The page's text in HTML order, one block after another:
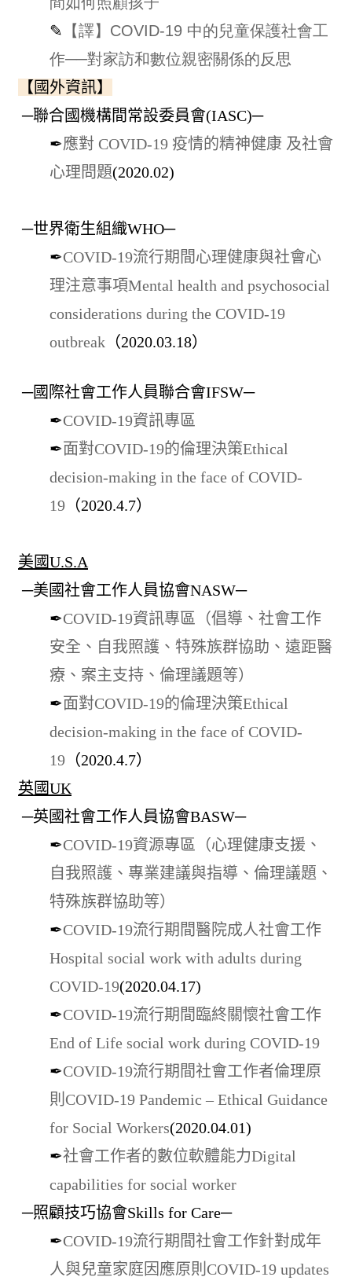
✎ 【譯】COVID-19 中的兒童保護社會工
作──對家訪和數位親密關係的反思
【國外資訊】
─聯合國機構間常設委員會(IASC)─
✒應對 COVID-19 疫情的精神健康 及社會
心理問題(2020.02)
─世界衛生組織WHO─
✒COVID-19流行期間心理健康與社會心
理注意事項Mental health and psychosocial
considerations during the COVID-19
outbreak （2020.03.18）
─國際社會工作人員聯合會IFSW─
✒COVID-19資訊專區
✒面對COVID-19的倫理決策Ethical
decision-making in the face of COVID-
19 （2020.4.7）
美國U.S.A
─美國社會工作人員協會NASW─
✒COVID-19資訊專區（倡導、社會工作
安全、自我照護、特殊族群協助、遠距醫
療、案主支持、倫理議題等）
✒面對COVID-19的倫理決策Ethical
decision-making in the face of COVID-
19 （2020.4.7）
英國UK
─英國社會工作人員協會BASW─
✒COVID-19資源專區（心理健康支援、
自我照護、專業建議與指導、倫理議題、
特殊族群協助等）
✒COVID-19流行期間醫院成人社會工作
Hospital social work with adults during
COVID-19(2020.04.17)
✒COVID-19流行期間臨終關懷社會工作
End of Life social work during COVID-19
✒COVID-19流行期間社會工作者倫理原
則COVID-19 Pandemic – Ethical Guidance
for Social Workers(2020.04.01)
✒社會工作者的數位軟體能力Digital
capabilities for social worker
─照顧技巧協會Skills for Care─
✒COVID-19流行期間社會工作針對成年
人與兒童家庭因應原則COVID-19 updates